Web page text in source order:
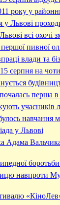
року у
у Львові
всі охочі
пивної
влади та
серпня на
перша в
учасників
навчання
у Львові
Адама Вальчика
навпроти